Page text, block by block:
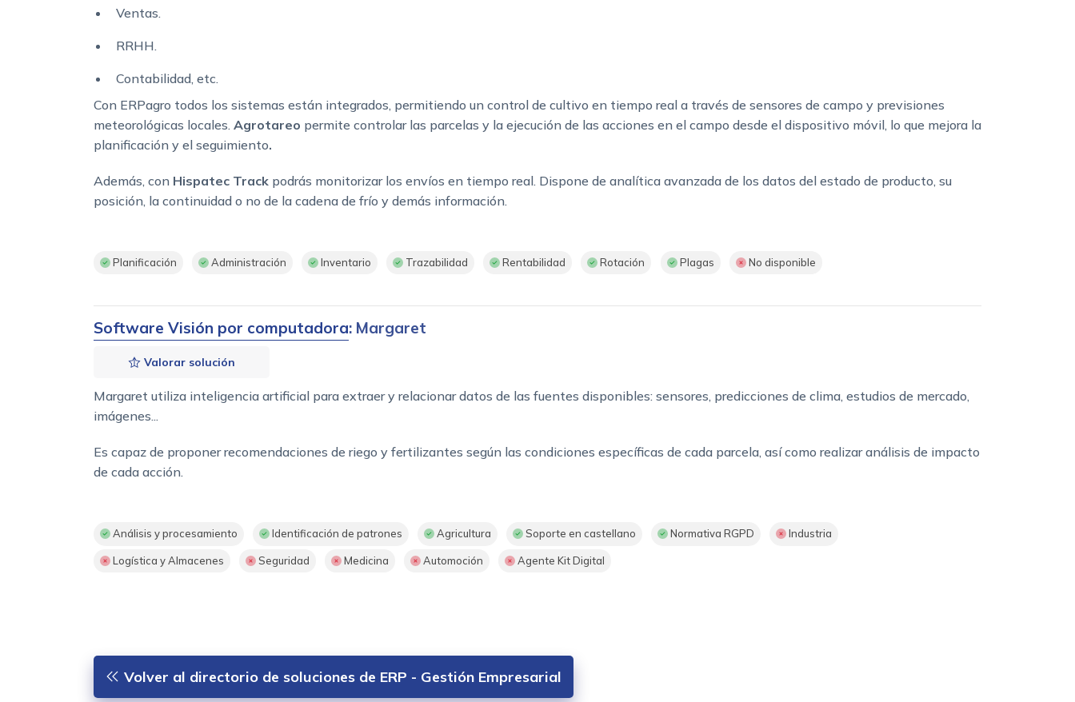
Ventas.
RRHH.
Contabilidad, etc.
Con ERPagro todos los sistemas están integrados, permitiendo un control de cultivo en tiempo real a través de sensores de campo y previsiones
meteorológicas locales. Agrotareo permite controlar las parcelas y la ejecución de las acciones en el campo desde el dispositivo móvil, lo que mejora la
planificación y el seguimiento.
Además, con Hispatec Track podrás monitorizar los envíos en tiempo real. Dispone de analítica avanzada de los datos del estado de producto, su
posición, la continuidad o no de la cadena de frío y demás información.
Planificación Administración Inventario Trazabilidad Rentabilidad Rotación Plagas No disponible
Software Visión por computadora: Margaret
Valorar solución
Margaret utiliza inteligencia artificial para extraer y relacionar datos de las fuentes disponibles: sensores, predicciones de clima, estudios de mercado,
imágenes...
Es capaz de proponer recomendaciones de riego y fertilizantes según las condiciones específicas de cada parcela, así como realizar análisis de impacto
de cada acción.
Análisis y procesamiento Identificación de patrones Agricultura Soporte en castellano Normativa RGPD Industria
Logística y Almacenes Seguridad Medicina Automoción Agente Kit Digital
Volver al directorio de soluciones de ERP - Gestión Empresarial